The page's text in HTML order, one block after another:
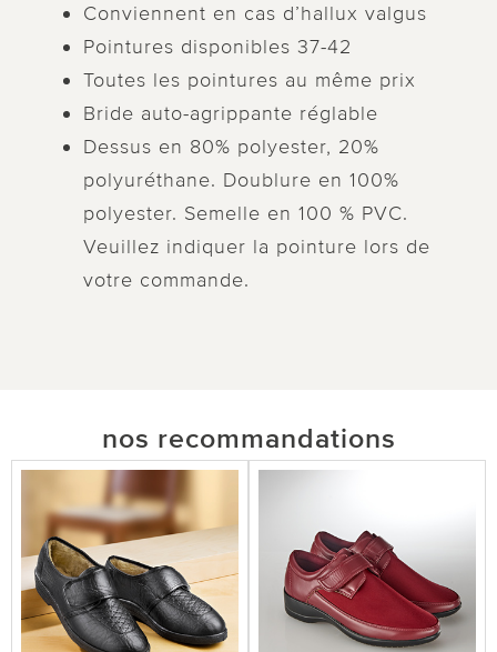
Conviennent en cas d’hallux valgus
Pointures disponibles 37-42
Toutes les pointures au même prix
Bride auto-agrippante réglable
Dessus en 80% polyester, 20%
polyuréthane. Doublure en 100%
polyester. Semelle en 100 % PVC.
Veuillez indiquer la pointure lors de
votre commande.
nos recommandations